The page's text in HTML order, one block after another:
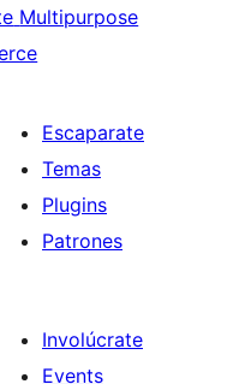
Multipurpose
Escaparate
Temas
Plugins
Patrones
Involúcrate
Events